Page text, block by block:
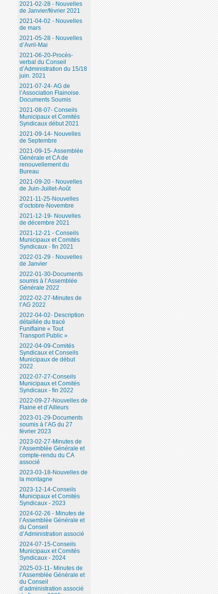
2021-02-28 - Nouvelles
de Janvier/février 2021
2021-04-02 - Nouvelles
de mars
2021-05-28 - Nouvelles
d’Avril-Mai
2021-06-20-Procès-
verbal du Conseil
d’Administration du 15/18
juin. 2021
2021-07-24- AG de
l’Association Flainoise.
Documents Soumis
2021-08-07- Conseils
Municipaux et Comités
Syndicaux début 2021
2021-09-14- Nouvelles
de Septembre
2021-09-15- Assemblée
Générale et CA de
renouvellement du
Bureau
2021-09-20 - Nouvelles
de Juin-Juillet-Août
2021-11-25-Nouvelles
d’octobre-Novembre
2021-12-19- Nouvelles
de décembre 2021
2021-12-21 - Conseils
Municipaux et Comités
Syndicaux - fin 2021
2022-01-29 - Nouvelles
de Janvier
2022-01-30-Documents
soumis à l’Assemblée
Générale 2022
2022-02-27-Minutes de
l’AG 2022
2022-04-02- Description
détaillée du tracé
Funiflaine « Tout
Transport Public »
2022-04-09-Comités
Syndicaux et Conseils
Municipaux de début
2022
2022-07-27-Conseils
Municipaux et Comités
Syndicaux - fin 2022
2022-09-27-Nouvelles de
Flaine et d’Ailleurs
2023-01-29-Documents
soumis à l’AG du 27
février 2023
2023-02-27-Minutes de
l’Assemblée Générale et
compte-rendu du CA
associé
2023-03-18-Nouvelles de
la montagne
2023-12-14-Conseils
Municipaux et Comités
Syndicaux - 2023
2024-02-26 - Minutes de
l’Assemblée Générale et
du Conseil
d’Administration associé
2024-07-15-Conseils
Municipaux et Comités
Syndicaux - 2024
2025-03-11- Minutes de
l’Assemblée Générale et
du Conseil
d’administration associé